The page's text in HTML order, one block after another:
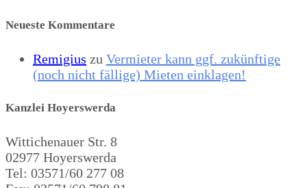
Neueste Kommentare
Remigius zu Vermieter kann ggf. zukünftige
(noch nicht fällige) Mieten einklagen!
Kanzlei Hoyerswerda
Wittichenauer Str. 8
02977 Hoyerswerda
Tel: 03571/60 277 08